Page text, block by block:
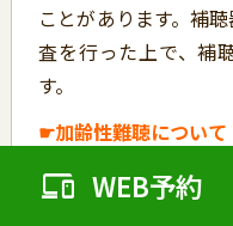
WEB予約
ことがあります。補
査を行った上で、補
す。
☛加齢性難聴について
☛トップへ